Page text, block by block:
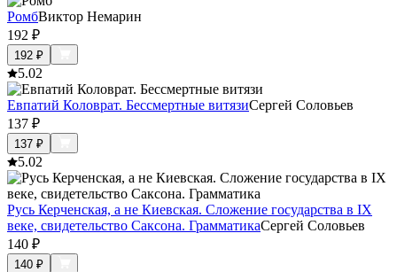
РомбВиктор Немарин
192 ₽
192 ₽
5.02
Евпатий Коловрат. Бессмертные витязиСергей Соловьев
137 ₽
137 ₽
5.02
Русь Керченская, а не Киевская. Сложение государства в IX
веке, свидетельство Саксона. ГрамматикаСергей Соловьев
140 ₽
140 ₽